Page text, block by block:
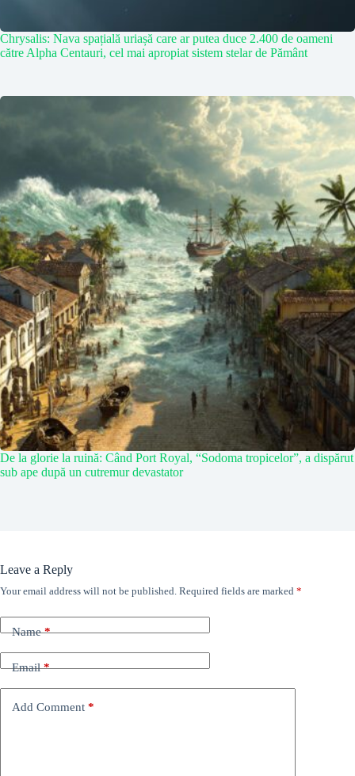
Chrysalis: Nava spațială uriașă care ar putea duce 2.400 de oameni
către Alpha Centauri, cel mai apropiat sistem stelar de Pământ
De la glorie la ruină: Când Port Royal, “Sodoma tropicelor”, a dispărut
sub ape după un cutremur devastator
Leave a Reply
Your email address will not be published. Required fields are marked *
Name*
Email*
Add Comment *